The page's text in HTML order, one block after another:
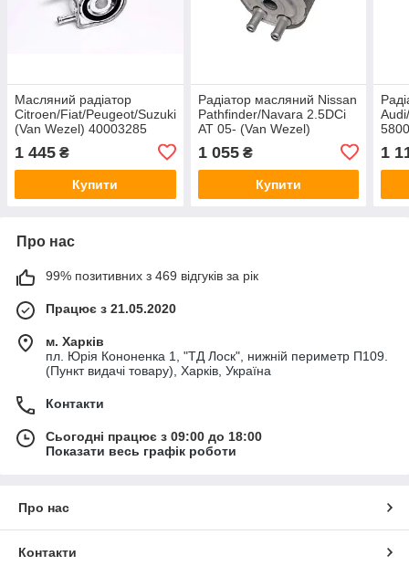
Масляний радіатор
Citroen/Fiat/Peugeot/Suzuki
(Van Wezel) 40003285
1 445 ₴
Купити
Радіатор масляний Nissan
Pathfinder/Navara 2.5DCi
AT 05- (Van Wezel)
1 055₴
Купити
1
Про нас
99% позитивних з 469 відгуків за рік
Працює з 21.05.2020
м. Харків
пл. Юрія Кононенка 1, "ТД Лоск", нижній периметр П109.
(Пункт видачі товару), Харків, Україна
Контакти
Сьогодні працює з 09:00 до 18:00
Показати весь графік роботи
Про нас
Контакти